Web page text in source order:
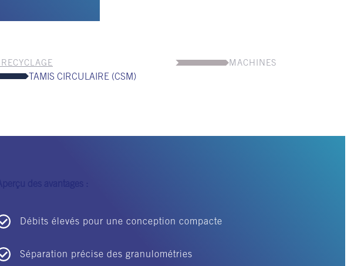
MACHINES
TAMIS CIRCULAIRE (CSM)
Débits élevés pour une conception compacte
Séparation précise des granulométries